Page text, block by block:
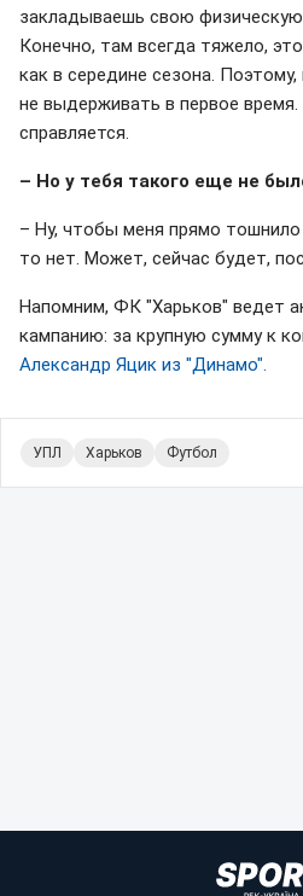
закладываешь свою физическую
Конечно, там всегда тяжело,
как в середине сезона.
не выдерживать в первое
справляется.
– Но у тебя такого еще не
– Ну, чтобы меня прямо тошнило
то нет. Может, сейчас будет,
Напомним, ФК "Харьков" ведет
кампанию: за крупную сумму к
Александр Яцик из "Динамо".
УПЛ Харьков Футбол